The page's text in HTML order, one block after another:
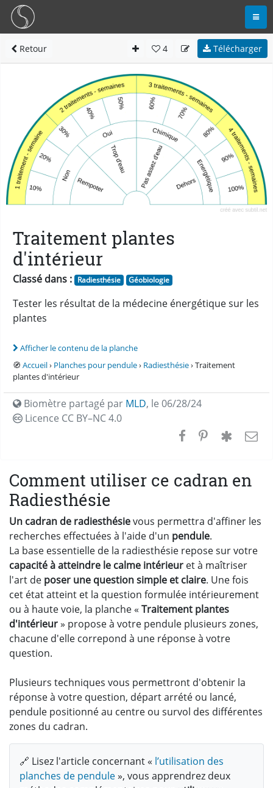
Retour 4 Télécharger
Traitement plantes
d'intérieur
Classé dans : Radiesthésie Géobiologie
Tester les résultat de la médecine énergétique sur les
plantes
Afficher le contenu de la planche
🧭 Accueil› Planches pour pendule› Radiesthésie› Traitement
plantes d'intérieur
Biomètre partagé par MLD, le 06/28/24
Licence CC BY–NC 4.0
Comment utiliser ce cadran en
Radiesthésie
Un cadran de radiesthésievous permettra d'affiner les
recherches effectuées à l'aide d'un pendule.
La base essentielle de la radiesthésie repose sur votre
capacité à atteindre le calme intérieur et à maîtriser
l'art de poser une question simple et claire. Une fois
cet état atteint et la question formulée intérieurement
ou à haute voie, la planche « Traitement plantes
d'intérieur» propose à votre pendule plusieurs zones,
chacune d'elle correpond à une réponse à votre
question.
Plusieurs techniques vous permettront d'obtenir la
réponse à votre question, départ arrété ou lancé,
pendule positionné au centre ou survol des différentes
zones du cadran.
🔗 Lisez l'article concernant « l’utilisation des
planches de pendule», vous apprendrez deux